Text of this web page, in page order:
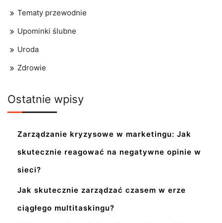
Tematy przewodnie
Upominki ślubne
Uroda
Zdrowie
Ostatnie wpisy
Zarządzanie kryzysowe w marketingu: Jak
skutecznie reagować na negatywne opinie w
sieci?
Jak skutecznie zarządzać czasem w erze
ciągłego multitaskingu?